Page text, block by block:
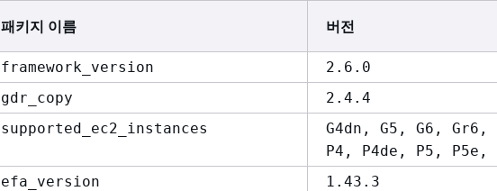
패키지 이름 버전
framework_version
2.6.0
gdr_copy
2.4.4
supported_ec2_instances
G4dn, G5, G6, Gr6,
P4, P4de, P5, P5e,
efa_version
1.43.3